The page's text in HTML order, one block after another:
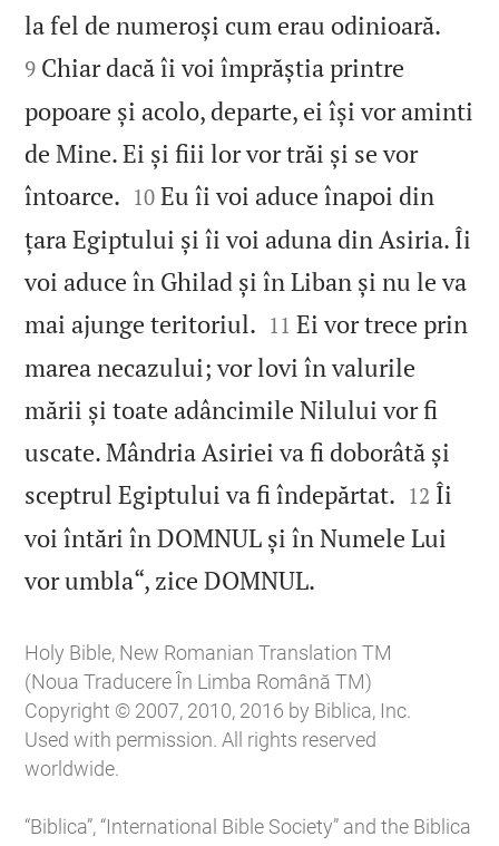
la fel de numeroși cum erau odinioară.
9 Chiar dacă îi voi împrăștia printre
popoare și acolo, departe, ei își vor aminti
de Mine. Ei și fiii lor vor trăi și se vor
întoarce. 

10 Eu îi voi aduce înapoi din
țara Egiptului și îi voi aduna din Asiria. Îi
voi aduce în Ghilad și în Liban și nu le va
mai ajunge teritoriul. 

11 Ei vor trece prin
marea necazului; vor lovi în valurile
mării și toate adâncimile Nilului vor fi
uscate. Mândria Asiriei va fi doborâtă și
sceptrul Egiptului va fi îndepărtat. 

12 Îi
voi întări în DOMNUL și în Numele Lui
vor umbla“, zice DOMNUL.
Holy Bible, New Romanian Translation TM
(Noua Traducere În Limba Română TM)
Copyright © 2007, 2010, 2016 by Biblica, Inc.
Used with permission. All rights reserved
worldwide.
“Biblica”, “International Bible Society” and the Biblica